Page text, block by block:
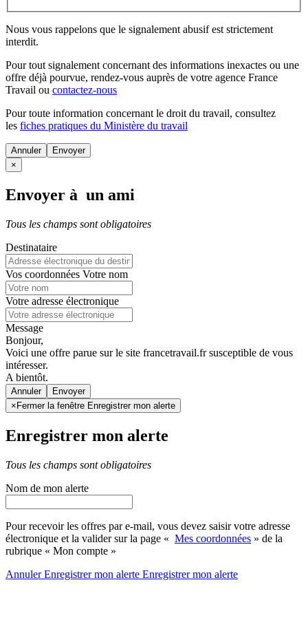
Nous vous rappelons que le signalement abusif est strictement
interdit.
Pour tout signalement concernant des informations inexactes ou une
offre déjà pourvue, rendez-vous auprès de votre agence France
Travail ou contactez-nous
Pour toute information concernant le droit du travail, consultez
les fiches pratiques du Ministère du travail
Annuler
×
Envoyer à un ami
Tous les champs sont obligatoires
Destinataire
Vos coordonnées Votre nom
Votre adresse électronique
Message
Bonjour,
Voici une offre parue sur le site francetravail.fr susceptible de vous
intéresser.
A bientôt.
Annuler
× Fermer la fenêtre Enregistrer mon alerte
Enregistrer mon alerte
Tous les champs sont obligatoires
Nom de mon alerte
Pour recevoir les offres par e-mail, vous devez saisir votre adresse
électronique et la valider sur la page « Mes coordonnées » de la
rubrique « Mon compte »
AnnulerEnregistrer mon alerte Enregistrermon alerte